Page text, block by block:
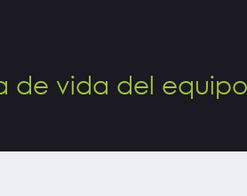
de vida del equipo